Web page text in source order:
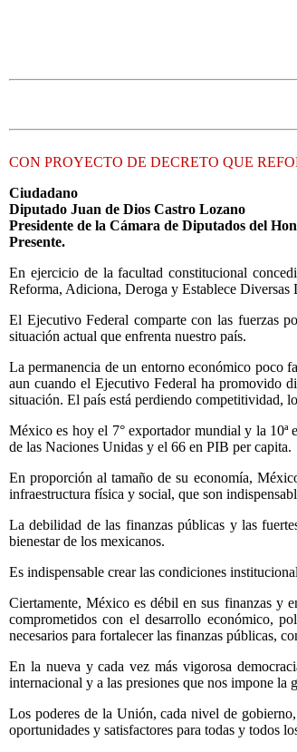
CON PROYECTO DE DECRETO QUE
Ciudadano
Diputado Juan de Dios Castro Lozano
Presidente de la Cámara de Diputados del
Presente.
En ejercicio de la facultad constitucional
Reforma, Adiciona, Deroga y Establece Diversas
El Ejecutivo Federal comparte con las fuerzas
situación actual que enfrenta nuestro país.
La permanencia de un entorno económico poco
aun cuando el Ejecutivo Federal ha promovido
situación. El país está perdiendo competitividad,
México es hoy el 7° exportador mundial y la 10ª
de las Naciones Unidas y el 66 en PIB per capita.
En proporción al tamaño de su economía,
infraestructura física y social, que son
La debilidad de las finanzas públicas y las
bienestar de los mexicanos.
Es indispensable crear las condiciones
Ciertamente, México es débil en sus finanzas y
comprometidos con el desarrollo económico,
necesarios para fortalecer las finanzas públicas,
En la nueva y cada vez más vigorosa
internacional y a las presiones que nos impone la
Los poderes de la Unión, cada nivel de
oportunidades y satisfactores para todas y todos